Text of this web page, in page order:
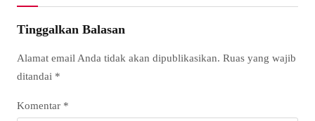
Tinggalkan Balasan
Alamat email Anda tidak akan dipublikasikan. Ruas yang wajib
ditandai *
Komentar *